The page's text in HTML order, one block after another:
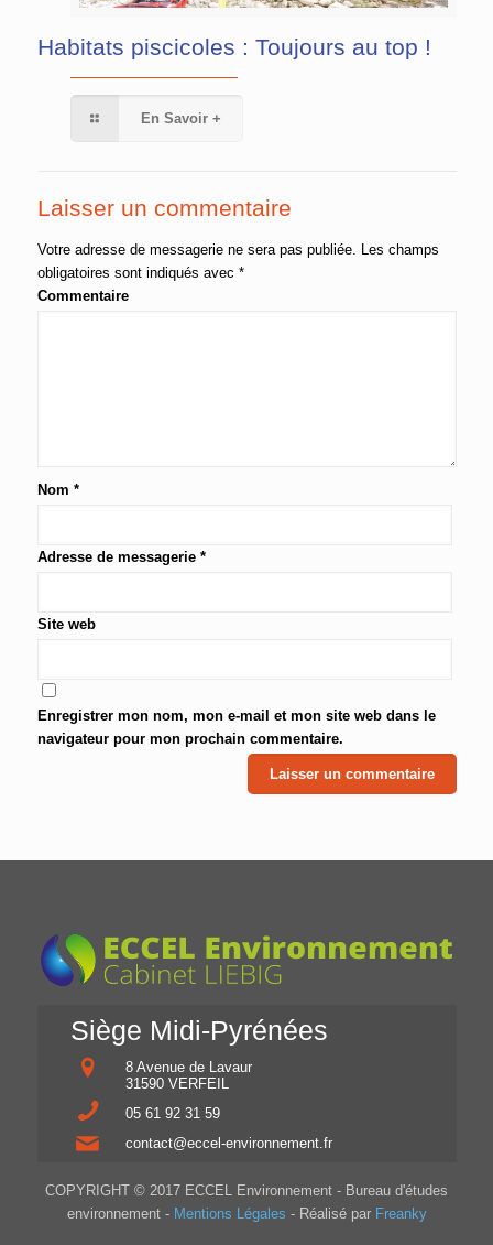
Habitats piscicoles : Toujours au top !
En Savoir +
Laisser un commentaire
Votre adresse de messagerie ne sera pas publiée.
Les champs
obligatoires sont indiqués avec *
Commentaire
Nom *
Adresse de messagerie *
Site web
Enregistrer mon nom, mon e-mail et mon site web dans le
navigateur pour mon prochain commentaire.
Siège Midi-Pyrénées
8 Avenue de Lavaur
31590 VERFEIL
05 61 92 31 59
contact@eccel-environnement.fr
COPYRIGHT © 2017 ECCEL Environnement - Bureau d'études
environnement - Mentions Légales - Réalisé par Freanky